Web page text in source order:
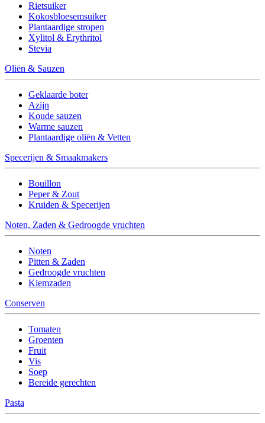
Rietsuiker
Kokosbloesemsuiker
Plantaardige stropen
Xylitol & Erythritol
Stevia
Oliën & Sauzen
Geklaarde boter
Azijn
Koude sauzen
Warme sauzen
Plantaardige oliën & Vetten
Specerijen & Smaakmakers
Bouillon
Peper & Zout
Kruiden & Specerijen
Noten, Zaden & Gedroogde vruchten
Noten
Pitten & Zaden
Gedroogde vruchten
Kiemzaden
Conserven
Tomaten
Groenten
Fruit
Vis
Soep
Bereide gerechten
Pasta